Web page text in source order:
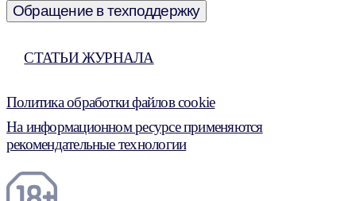
Обращение в техподдержку
СТАТЬИ ЖУРНАЛА
Политика обработки файлов cookie
На информационном ресурсе применяются
рекомендательные технологии